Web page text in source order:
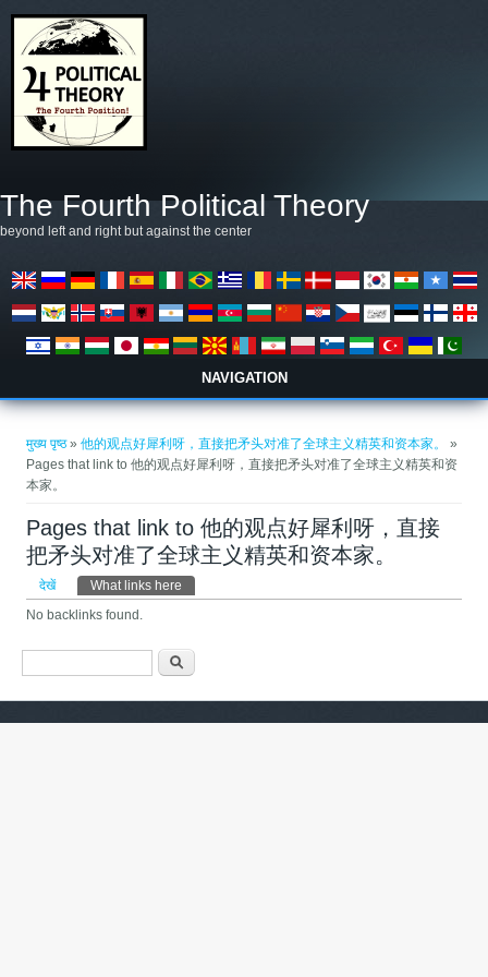
The Fourth Political Theory
beyond left and right but against the center
NAVIGATION
मुख्य पृष्ठ»他的观点好犀利呀，直接把矛头对准了全球主义精英和资本家。
»
Pages that link to 他的观点好犀利呀，直接把矛头对准了全球主义精英和资
本家。
Pages that link to 他的观点好犀利呀，直接
把矛头对准了全球主义精英和资本家。
प्राथमिक टैब्स
देखें What links here
No backlinks found.